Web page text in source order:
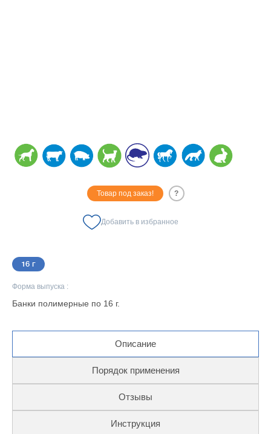
Товар под заказ! ?
Добавить в избранное
16 г
Форма выпуска :
Банки полимерные по 16 г.
Описание
Порядок применения
Отзывы
Инструкция